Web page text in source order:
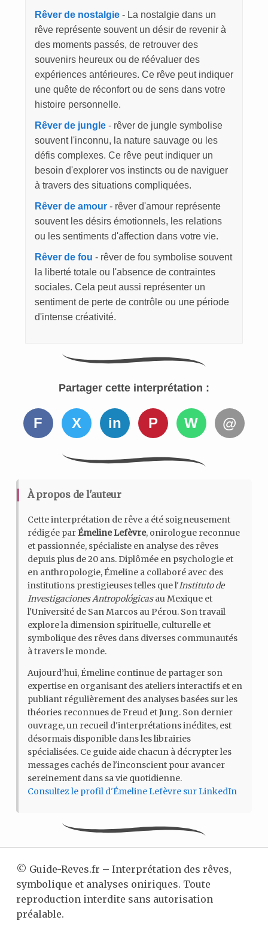
Rêver de nostalgie- La nostalgie dans un
rêve représente souvent un désir de revenir à
des moments passés, de retrouver des
souvenirs heureux ou de réévaluer des
expériences antérieures. Ce rêve peut indiquer
une quête de réconfort ou de sens dans votre
histoire personnelle.
Rêver de jungle- rêver de jungle symbolise
souvent l'inconnu, la nature sauvage ou les
défis complexes. Ce rêve peut indiquer un
besoin d'explorer vos instincts ou de naviguer
à travers des situations compliquées.
Rêver de amour- rêver d'amour représente
souvent les désirs émotionnels, les relations
ou les sentiments d'affection dans votre vie.
Rêver de fou - rêver de fou symbolise souvent
la liberté totale ou l'absence de contraintes
sociales. Cela peut aussi représenter un
sentiment de perte de contrôle ou une période
d'intense créativité.
Partager cette interprétation :
F X in P W @
À propos de l'auteur
Cette interprétation de rêve a été soigneusement
rédigée parÉmeline Lefèvre, onirologue reconnue
et passionnée, spécialiste en analyse des rêves
depuis plus de 20 ans. Diplômée en psychologie et
en anthropologie, Émeline a collaboré avec des
institutions prestigieuses telles que l'Instituto de
Investigaciones Antropológicasau Mexique et
l'Université de San Marcos au Pérou. Son travail
explore la dimension spirituelle, culturelle et
symbolique des rêves dans diverses communautés
à travers le monde.
Aujourd’hui, Émeline continue de partager son
expertise en organisant des ateliers interactifs et en
publiant régulièrement des analyses basées sur les
théories reconnues de Freud et Jung. Son dernier
ouvrage, un recueil d'interprétations inédites, est
désormais disponible dans les librairies
spécialisées. Ce guide aide chacun à décrypter les
messages cachés de l'inconscient pour avancer
sereinement dans sa vie quotidienne.
Consultez le profil d'Émeline Lefèvre sur LinkedIn
© Guide-Reves.fr – Interprétation des rêves,
symbolique et analyses oniriques. Toute
reproduction interdite sans autorisation
préalable.